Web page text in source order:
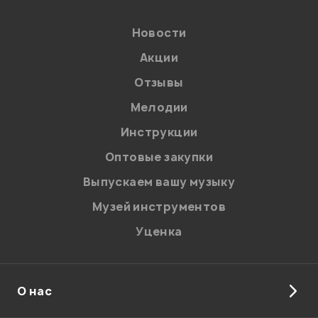
на обработку персональных данных в
Политикой в отношении обработки
персональных данных.
Введите проверочное число:
Отправить
Новости
Акции
Отзывы
Мелодии
Инструкции
Оптовые закупки
Выпускаем вашу музыку
Музей инструментов
Уценка
О нас